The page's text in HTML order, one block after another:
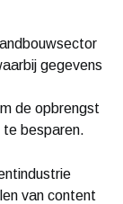
gegevens
de opbrengst
te besparen.
van content